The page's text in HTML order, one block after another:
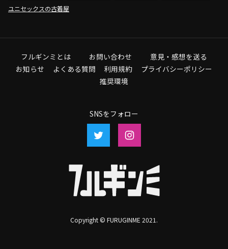
ユニセックスの古着屋
フルギンミとは お問い合わせ
意見・感想を送る
お知らせ
よくある質問 利用規約
プライバシーポリシー
推奨環境
SNSをフォロー
Copyright © FURUGINME 2021.